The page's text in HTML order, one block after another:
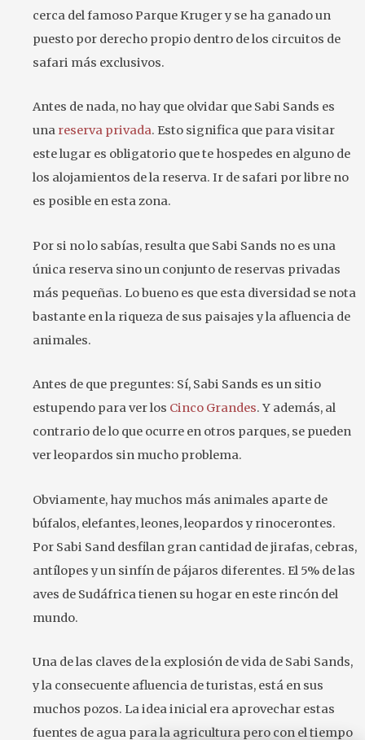
cerca del famoso Parque Kruger y se ha ganado un
puesto por derecho propio dentro de los circuitos de
safari más exclusivos.
Antes de nada, no hay que olvidar que Sabi Sands es
una reserva privada. Esto significa que para visitar
este lugar es obligatorio que te hospedes en alguno de
los alojamientos de la reserva. Ir de safari por libre no
es posible en esta zona.
Por si no lo sabías, resulta que Sabi Sands no es una
única reserva sino un conjunto de reservas privadas
más pequeñas. Lo bueno es que esta diversidad se nota
bastante en la riqueza de sus paisajes y la afluencia de
animales.
Antes de que preguntes: Sí, Sabi Sands es un sitio
estupendo para ver los Cinco Grandes. Y además, al
contrario de lo que ocurre en otros parques, se pueden
ver leopardos sin mucho problema.
Obviamente, hay muchos más animales aparte de
búfalos, elefantes, leones, leopardos y rinocerontes.
Por Sabi Sand desfilan gran cantidad de jirafas, cebras,
antílopes y un sinfín de pájaros diferentes. El 5% de las
aves de Sudáfrica tienen su hogar en este rincón del
mundo.
Una de las claves de la explosión de vida de Sabi Sands,
y la consecuente afluencia de turistas, está en sus
muchos pozos. La idea inicial era aprovechar estas
fuentes de agua para la agricultura pero con el tiempo